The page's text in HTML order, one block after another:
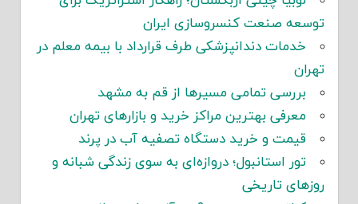
توسعه صنعت کنسروسازی ایران
خدمات دندانپزشکی طرف قرارداد با بیمه معلم در
تهران
بررسی تمامی مسیرها از قم به مشهد
معرفی بهترین مراکز خرید و بازارهای تهران
قیمت و خرید دستگاه تصفیه آب در پرند
تور استانبول؛ دروازه‌ای به سوی زندگی شبانه و
روزهای تاریخی